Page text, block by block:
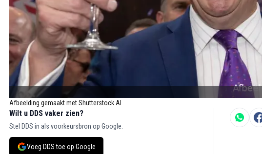
Afbeelding gemaakt met Shutterstock AI
Wilt u DDS vaker zien?
Stel DDS in als voorkeursbron op Google.
Voeg DDS toe op Google